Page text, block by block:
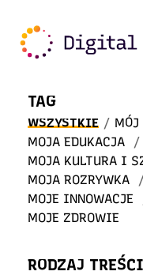
w STREFIE
TAG
WSZYSTKIE / MÓJ
MOJA EDUKACJA
/
MOJA KULTURA I
MOJA ROZRYWKA
MOJE INNOWACJE
MOJE ZDROWIE
RODZAJ TREŚCI